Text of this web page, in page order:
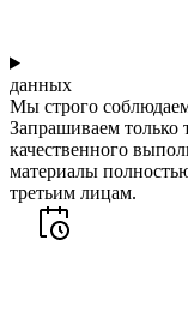
данных
Мы строго
Запрашиваем только
качественного
материалы
третьим лицам.